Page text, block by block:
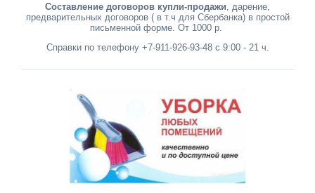
Составление договоров купли-продажи , дарение,
предварительных договоров ( в т.ч для Сбербанка) в простой
письменной форме. От 1000 р.
Справки по телефону +7-911-926-93-48 с 9:00 - 21 ч.